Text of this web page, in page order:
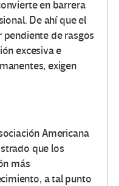
en barrera
De ahí que el
de rasgos
excesiva e
exigen
Americana
que los
más
a tal punto